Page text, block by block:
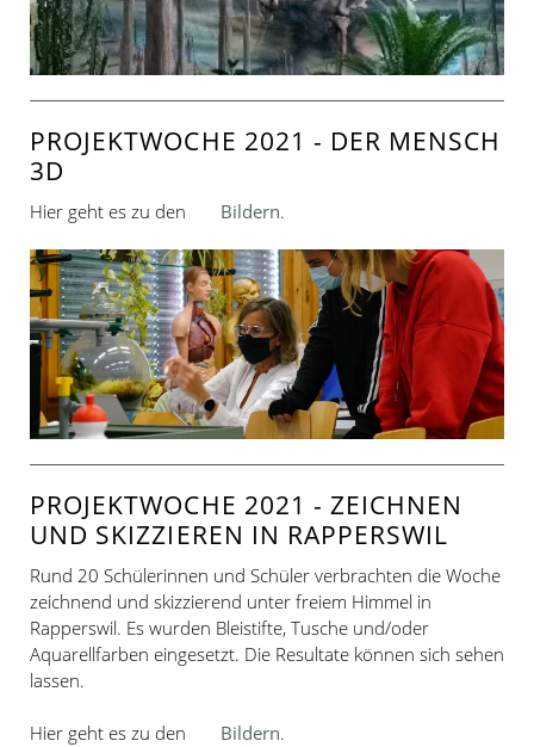
PROJEKTWOCHE 2021 - DER MENSCH
3D
Hier geht es zu den Bildern.
PROJEKTWOCHE 2021 - ZEICHNEN
UND SKIZZIEREN IN RAPPERSWIL
Rund 20 Schülerinnen und Schüler verbrachten die Woche
zeichnend und skizzierend unter freiem Himmel in
Rapperswil. Es wurden Bleistifte, Tusche und/oder
Aquarellfarben eingesetzt. Die Resultate können sich sehen
lassen.
Hier geht es zu den Bildern.